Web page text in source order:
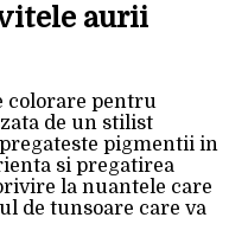
aurii
colorare pentru
de un stilist
pigmentii in
si pregatirea
la nuantele care
de tunsoare care va